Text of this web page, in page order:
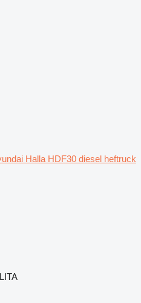
Halla HDF30 diesel heftruck